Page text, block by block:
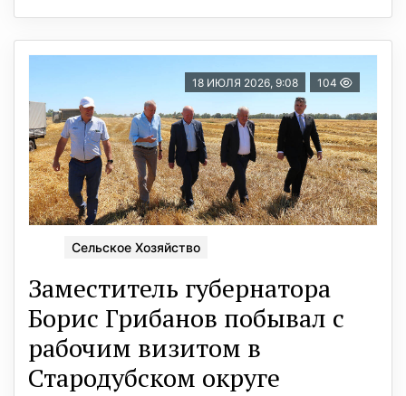
18 ИЮЛЯ 2026, 9:08 104
Сельское Хозяйство
Заместитель губернатора
Борис Грибанов побывал с
рабочим визитом в
Стародубском округе